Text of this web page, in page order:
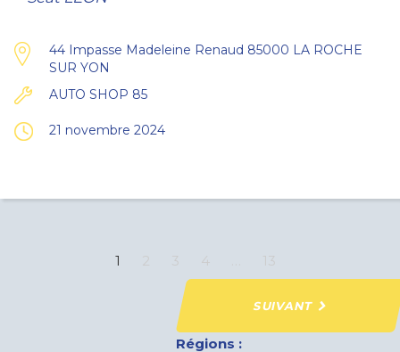
44 Impasse Madeleine Renaud 85000 LA ROCHE
SUR YON
AUTO SHOP 85
21 novembre 2024
1 2 3 4 13
SUIVANT
Régions :